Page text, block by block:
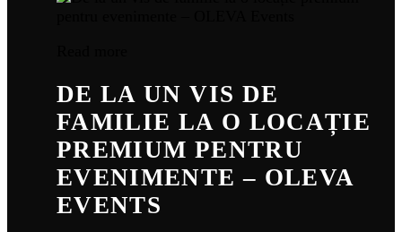
DE LA UN VIS DE
FAMILIE LA O LOCAȚIE
PREMIUM PENTRU
EVENIMENTE – OLEVA
EVENTS